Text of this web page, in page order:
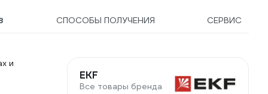
СПОСОБЫ ПОЛУЧЕНИЯ СЕРВИС
и
EKF
Все товары бренда